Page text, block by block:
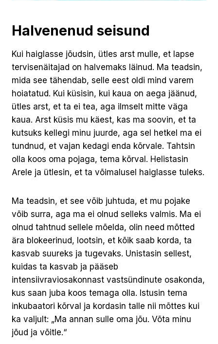
Halvenenud seisund
Kui haiglasse jõudsin, ütles arst mulle, et lapse
tervisenäitajad on halvemaks läinud. Ma teadsin,
mida see tähendab, selle eest oldi mind varem
hoiatatud. Kui küsisin, kui kaua on aega jäänud,
ütles arst, et ta ei tea, aga ilmselt mitte väga
kaua. Arst küsis mu käest, kas ma soovin, et ta
kutsuks kellegi minu juurde, aga sel hetkel ma ei
tundnud, et vajan kedagi enda kõrvale. Tahtsin
olla koos oma pojaga, tema kõrval. Helistasin
Arele ja ütlesin, et ta võimalusel haiglasse tuleks.
Ma teadsin, et see võib juhtuda, et mu pojake
võib surra, aga ma ei olnud selleks valmis. Ma ei
olnud tahtnud sellele mõelda, olin need mõtted
ära blokeerinud, lootsin, et kõik saab korda, ta
kasvab suureks ja tugevaks. Unistasin sellest,
kuidas ta kasvab ja pääseb
intensiivraviosakonnast vastsündinute osakonda,
kus saan juba koos temaga olla. Istusin tema
inkubaatori kõrval ja kordasin talle nii mõttes kui
ka valjult: „Ma annan sulle oma jõu. Võta minu
jõud ja võitle.“